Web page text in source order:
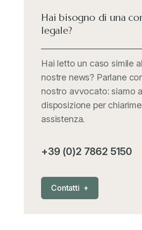
Hai bisogno di una
legale?
Hai letto un caso simile
nostre news? Parlane
nostro avvocato: siamo a
disposizione per
assistenza.
+39 (0)2 7862 5150
Contatti +